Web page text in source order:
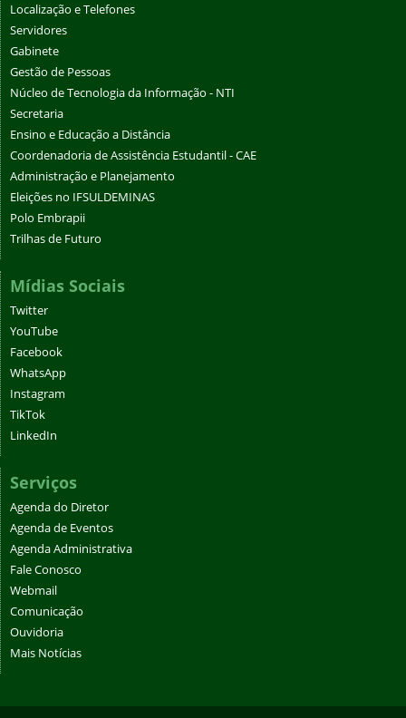
Localização e Telefones
Servidores
Gabinete
Gestão de Pessoas
Núcleo de Tecnologia da Informação - NTI
Secretaria
Ensino e Educação a Distância
Coordenadoria de Assistência Estudantil - CAE
Administração e Planejamento
Eleições no IFSULDEMINAS
Polo Embrapii
Trilhas de Futuro
Mídias Sociais
Twitter
YouTube
Facebook
WhatsApp
Instagram
TikTok
LinkedIn
Serviços
Agenda do Diretor
Agenda de Eventos
Agenda Administrativa
Fale Conosco
Webmail
Comunicação
Ouvidoria
Mais Notícias